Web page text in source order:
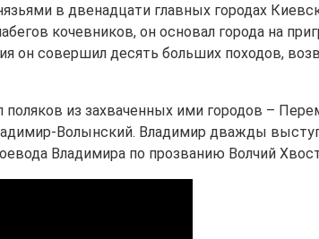
в двенадцати главных городах
кочевников, он основал города на
он совершил десять больших походов,
из захваченных ими городов –
Волынский. Владимир дважды
Владимира по прозванию Волчий